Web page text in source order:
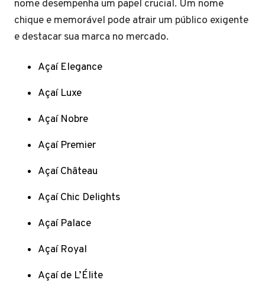
nome desempenha um papel crucial. Um nome
chique e memorável pode atrair um público exigente
e destacar sua marca no mercado.
Açaí Elegance
Açaí Luxe
Açaí Nobre
Açaí Premier
Açaí Château
Açaí Chic Delights
Açaí Palace
Açaí Royal
Açaí de L’Élite